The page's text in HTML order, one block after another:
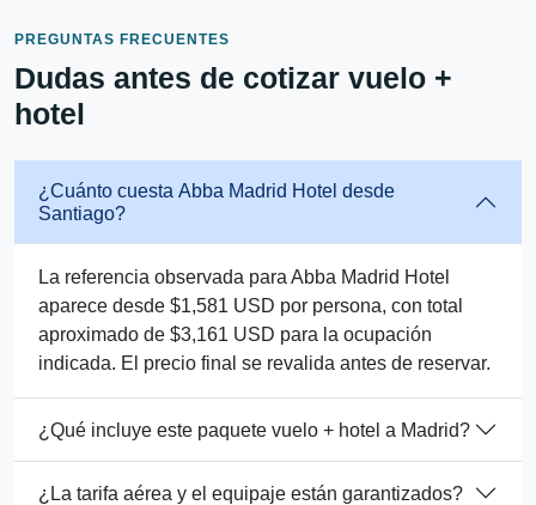
PREGUNTAS FRECUENTES
Dudas antes de cotizar vuelo +
hotel
¿Cuánto cuesta Abba Madrid Hotel desde
Santiago?
La referencia observada para Abba Madrid Hotel
aparece desde $1,581 USD por persona, con total
aproximado de $3,161 USD para la ocupación
indicada. El precio final se revalida antes de reservar.
¿Qué incluye este paquete vuelo + hotel a Madrid?
¿La tarifa aérea y el equipaje están garantizados?